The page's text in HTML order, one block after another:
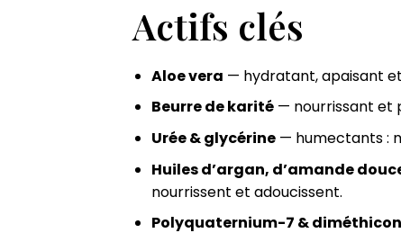
Actifs clés
Aloe vera — hydratant, apaisant
Beurre de karité— nourrissant et
Urée & glycérine— humectants :
Huiles d’argan, d’amande
nourrissent et adoucissent.
Polyquaternium-7 &